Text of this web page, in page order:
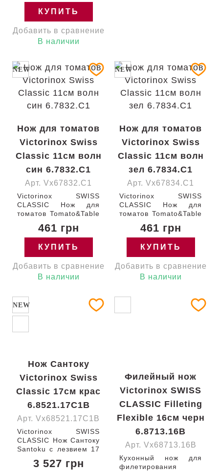
кончик вверх /
серрейторное / с
оранжевой ручкой
(BP) 120-11-w
Швейцария 6.7239.C1
КУПИТЬ
Добавить в сравнение
В наличии
NEW
Нож для томатов
Victorinox Swiss
Classic 11см волн
син 6.7832.C1
Арт. Vx67832.C1
Victorinox SWISS
CLASSIC Нож для
томатов Tomato&Table
закругленный кончик /
серрейторное / с
синей ручкой (BP)
111-11-w Швейцария
6.7832.C1 Гарантия:
пожизненная
461 грн
КУПИТЬ
Добавить в сравнение
В наличии
NEW
Нож для томатов
Victorinox Swiss
Classic 11см волн
зел 6.7834.C1
Арт. Vx67834.C1
Victorinox SWISS
CLASSIC Нож для
томатов Tomato&Table
закругленный кончик /
серрейторное / с
зеленой ручкой (BP)
111-11-w Швейцария
6.7834.C1 Гарантия:
пожизненная
461 грн
КУПИТЬ
Добавить в сравнение
В наличии
NEW
Нож Сантоку
Victorinox Swiss
Classic 17см крас
6.8521.17C1B
Арт. Vx68521.17C1B
Victorinox SWISS
CLASSIC Нож Сантоку
Santoku с лезвием 17
канавками
3 527 грн
Филейный нож
Victorinox SWISS
CLASSIC Filleting
Flexible 16см черн
6.8713.16B
Арт. Vx68713.16B
Кухонный нож для
филетирования